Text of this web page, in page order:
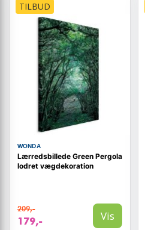
TILBUD
WONDA
Lærredsbillede Green Pergola
lodret vægdekoration
209,-
179,- Vis